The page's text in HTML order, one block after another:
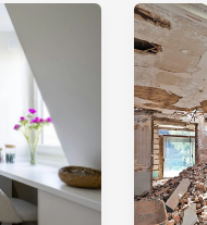
Perret